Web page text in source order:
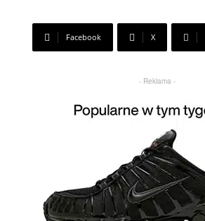
Facebook X
- Reklama -